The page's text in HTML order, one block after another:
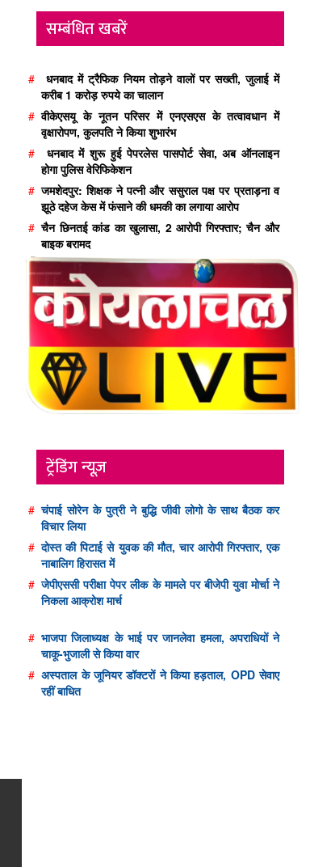
सम्बंधित खबरें
#
धनबाद में ट्रैफिक नियम तोड़ने वालों पर सख्ती, जुलाई में
करीब 1 करोड़ रुपये का चालान
# वीकेएसयू के नूतन परिसर में एनएसएस के तत्वावधान में
वृक्षारोपण, कुलपति ने किया शुभारंभ
#
धनबाद में शुरू हुई पेपरलेस पासपोर्ट सेवा, अब ऑनलाइन
होगा पुलिस वेरिफिकेशन
# जमशेदपुर: शिक्षक ने पत्नी और ससुराल पक्ष पर प्रताड़ना व
झूठे दहेज केस में फंसाने की धमकी का लगाया आरोप
# चैन छिनतई कांड का खुलासा, 2 आरोपी गिरफ्तार; चैन और
बाइक बरामद
ट्रेंडिंग न्यूज़
# चंपाई सोरेन के पुत्री ने बुद्धि जीवी लोगो के साथ बैठक कर
विचार लिया
# दोस्त की पिटाई से युवक की मौत, चार आरोपी गिरफ्तार, एक
नाबालिग हिरासत में
# जेपीएससी परीक्षा पेपर लीक के मामले पर बीजेपी युवा मोर्चा ने
निकला आक्रोश मार्च
# भाजपा जिलाध्यक्ष के भाई पर जानलेवा हमला, अपराधियों ने
चाकू-भुजाली से किया वार
# अस्पताल के जूनियर डॉक्टरों ने किया हड़ताल, OPD सेवाए
रहीं बाधित